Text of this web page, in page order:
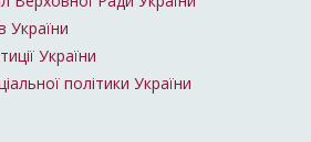
України
України
політики України